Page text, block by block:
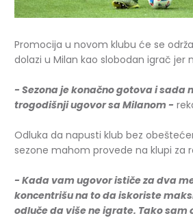
Promocija u novom klubu će se
dolazi u Milan kao slobodan igrač
- Sezona je konačno gotova i
trogodišnji ugovor sa Milanom -
Odluka da napusti klub bez
sezone mahom provede na klupi za
- Kada vam ugovor ističe za dva
koncentrišu na to da iskoriste
odluče da više ne igrate. Tako